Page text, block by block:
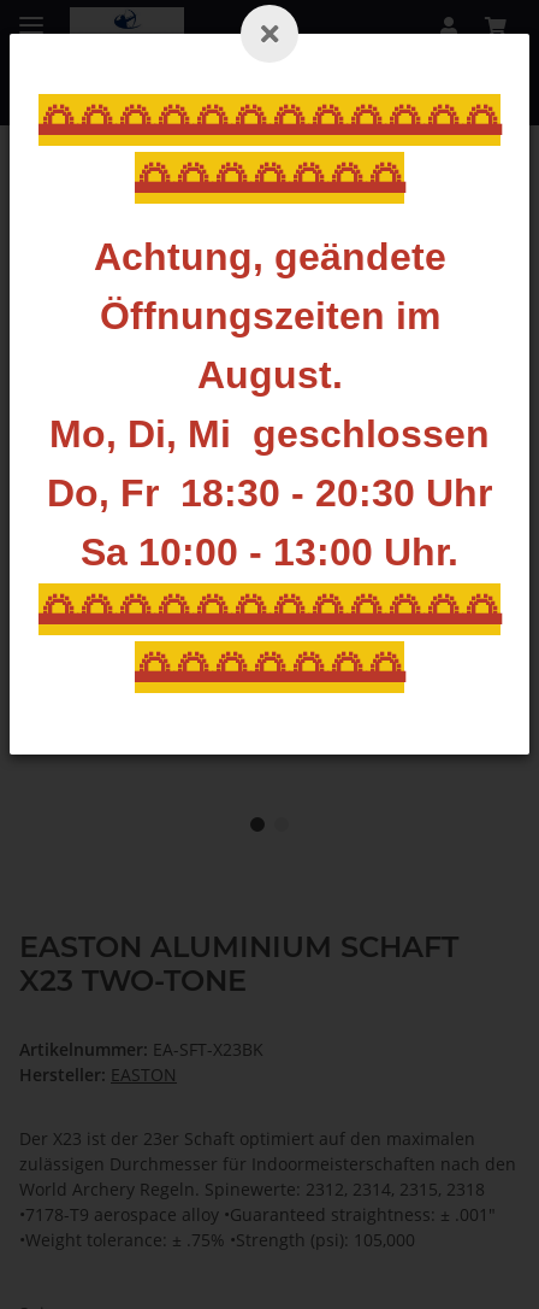
🌅🌅🌅🌅🌅🌅🌅🌅🌅🌅🌅🌅
🌅🌅🌅🌅🌅🌅🌅
Achtung, geändete
Öffnungszeiten im
August.
Mo, Di, Mi geschlossen
Do, Fr 18:30 - 20:30 Uhr
Sa 10:00 - 13:00 Uhr.
🌅🌅🌅🌅🌅🌅🌅🌅🌅🌅🌅🌅
🌅🌅🌅🌅🌅🌅🌅
Zurück zur Liste Alu Schäfte
EASTON ALUMINIUM SCHAFT
X23 TWO-TONE
Artikelnummer: EA-SFT-X23BK
Hersteller: EASTON
Der X23 ist der 23er Schaft optimiert auf den maximalen
zulässigen Durchmesser für Indoormeisterschaften nach den
World Archery Regeln. Spinewerte: 2312, 2314, 2315, 2318
•7178-T9 aerospace alloy •Guaranteed straightness: ± .001"
•Weight tolerance: ± .75% •Strength (psi): 105,000